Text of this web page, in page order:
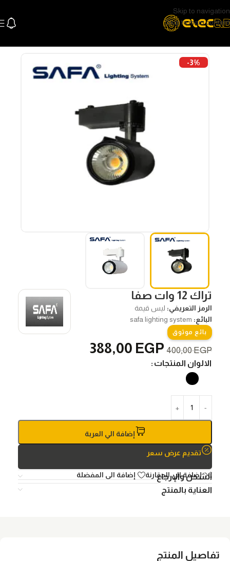
Skip to navigation
Skip to main content
-3%
تراك 12 وات صفا
الرمز التعريفي: ليس قيمة
البائع: safa lighting system
بائع موثوق
400,00EGP
388,00 EGP
الالوان المنتجات
إضافة الي العربة
تقديم عرض سعر
إضافة الي المقارنة إضافة الى المفضلة
الشحن والإرجاع
العناية بالمنتج
تفاصيل المنتج